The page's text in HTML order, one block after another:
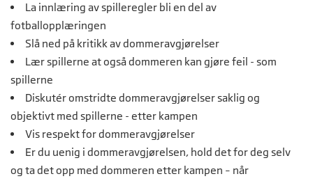
La innlæring av spilleregler bli en del av
fotballopplæringen
Slå ned på kritikk av dommeravgjørelser
Lær spillerne at også dommeren kan gjøre feil - som
spillerne
Diskutér omstridte dommeravgjørelser saklig og
objektivt med spillerne - etter kampen
Vis respekt for dommeravgjørelser
Er du uenig i dommeravgjørelsen, hold det for deg selv
og ta det opp med dommeren etter kampen – når